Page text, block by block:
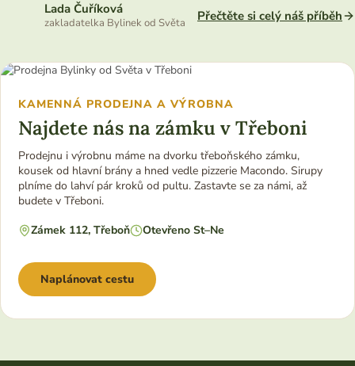
Lada Čuříková
zakladatelka Bylinek od Světa Přečtěte si celý náš příběh
KAMENNÁ PRODEJNA A VÝROBNA
Najdete nás na zámku v Třeboni
Prodejnu i výrobnu máme na dvorku třeboňského zámku,
kousek od hlavní brány a hned vedle pizzerie Macondo. Sirupy
plníme do lahví pár kroků od pultu. Zastavte se za námi, až
budete v Třeboni.
Zámek 112, Třeboň
Otevřeno St–Ne
Naplánovat cestu